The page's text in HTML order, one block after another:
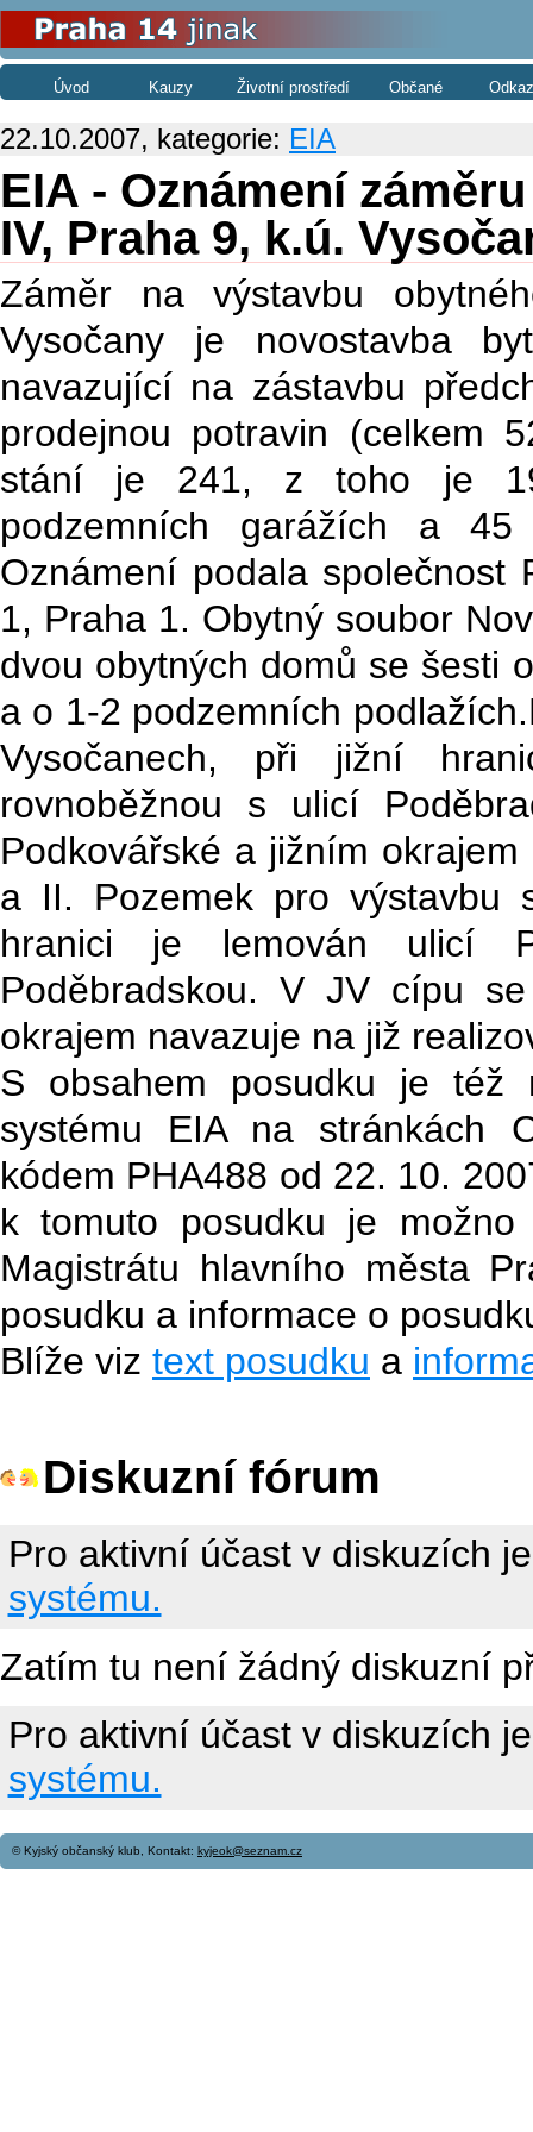
Úvod Kauzy Životní prostředí Občané
22.10.2007, kategorie: EIA
EIA - Oznámení
IV, Praha 9, k.ú.
Záměr na výstavbu
Vysočany je novostavba
navazující na zástavbu
prodejnou potravin (celkem
stání je 241, z toho je
podzemních garážích a
Oznámení podala společnost
1, Praha 1. Obytný soubor
dvou obytných domů se šesti
a o 1-2 podzemních
Vysočanech, při jižní
rovnoběžnou s ulicí
Podkovářské a jižním
a II. Pozemek pro výstavbu
hranici je lemován ulicí
Poděbradskou. V JV cípu
okrajem navazuje na již
S obsahem posudku je též
systému EIA na stránkách
kódem PHA488 od 22. 10.
k tomuto posudku je
Magistrátu hlavního města
posudku a informace o
Blíže viz text posudku a
Diskuzní fórum
Pro aktivní účast v diskuzích
systému.
Zatím tu není žádný diskuzní
Pro aktivní účast v diskuzích
systému.
© Kyjský občanský klub, Kontakt: kyjeok@seznam.cz